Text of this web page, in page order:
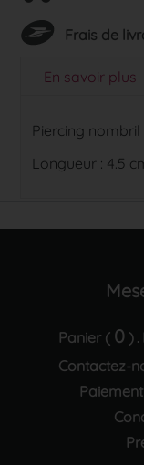
Frais de
En savoir plus
Piercing
Longueur : 4.5
Panier ( 0 ) .
Contactez-